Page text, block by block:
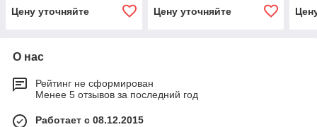
Цену уточняйте
Цену уточняйте
О нас
Рейтинг не сформирован
Менее 5 отзывов за последний год
Работает с 08.12.2015